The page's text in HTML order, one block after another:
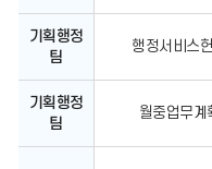
목,
공
표
기,
공
기,
기획행정
팀
행정서비스
기획행정
팀
월중업무계